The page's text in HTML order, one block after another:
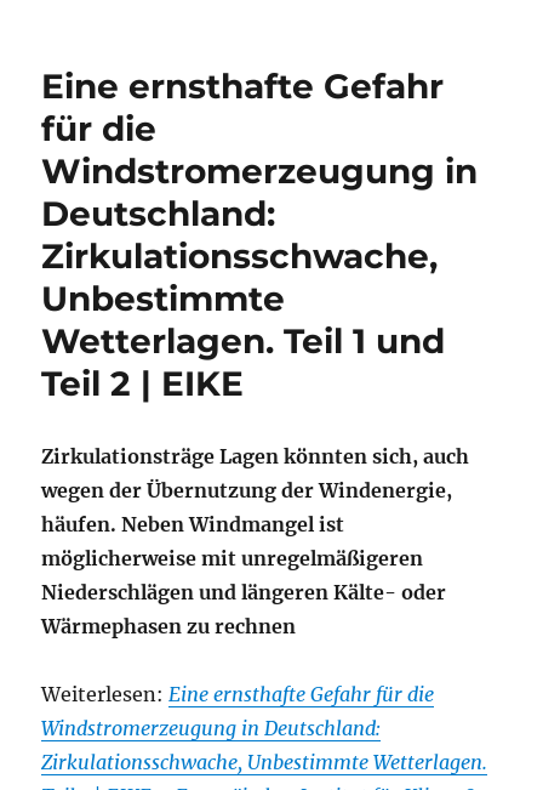
Eine ernsthafte Gefahr
für die
Windstromerzeugung in
Deutschland:
Zirkulationsschwache,
Unbestimmte
Wetterlagen. Teil 1 und
Teil 2 | EIKE
Zirkulationsträge Lagen könnten sich, auch
wegen der Übernutzung der Windenergie,
häufen. Neben Windmangel ist
möglicherweise mit unregelmäßigeren
Niederschlägen und längeren Kälte- oder
Wärmephasen zu rechnen
Weiterlesen: Eine ernsthafte Gefahr für die
Windstromerzeugung in Deutschland:
Zirkulationsschwache, Unbestimmte Wetterlagen.